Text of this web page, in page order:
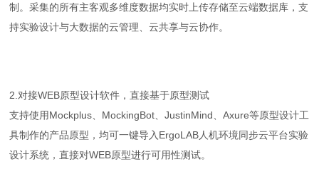
制。采集的所有主客观多维度数据均实时上传存储至云端数据库，支
持实验设计与大数据的云管理、云共享与云协作。
2.对接WEB原型设计软件，直接基于原型测试
支持使用Mockplus、MockingBot、JustinMind、Axure等原型设计工
具制作的产品原型，均可一键导入ErgoLAB人机环境同步云平台实验
设计系统，直接对WEB原型进行可用性测试。